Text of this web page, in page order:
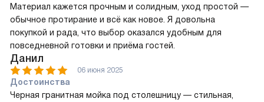
Материал кажется прочным и солидным, уход простой —
обычное протирание и всё как новое. Я довольна
покупкой и рада, что выбор оказался удобным для
повседневной готовки и приёма гостей.
Данил
06 июня 2025
Достоинства
Черная гранитная мойка под столешницу — стильная,